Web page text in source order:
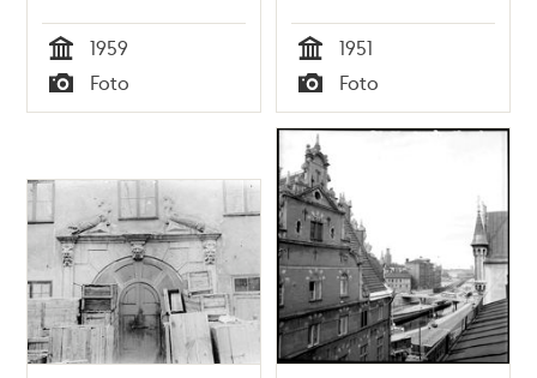
Tid
1959
Typ
Foto Tid
1951
Typ
Foto